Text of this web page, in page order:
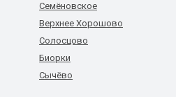
Семёновское
Верхнее Хорошово
Солосцово
Биорки
Сычёво